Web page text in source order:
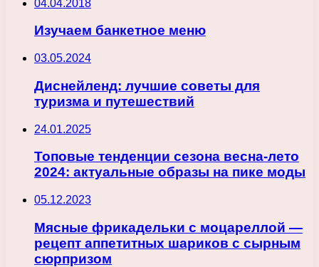
04.04.2018
Изучаем банкетное меню
03.05.2024
Диснейленд: лучшие советы для
туризма и путешествий
24.01.2025
Топовые тенденции сезона весна-лето
2024: актуальные образы на пике моды
05.12.2023
Мясные фрикадельки с моцареллой —
рецепт аппетитных шариков с сырным
сюрпризом